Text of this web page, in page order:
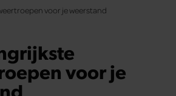
voor je weerstand
voor je